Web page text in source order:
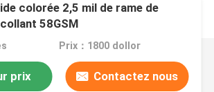
colorée 2,5 mil de rame de
58GSM
Prix：1800 dollor
prix Contactez nous